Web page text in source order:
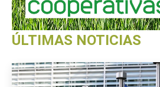
ÚLTIMAS NOTICIAS